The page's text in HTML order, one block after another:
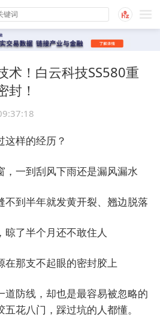
术！白云科技SS580重
封！
这样的经历？
，一到刮风下雨还是漏风漏水
不到半年就发黄开裂、翘边脱落
了半个月还不敢住人
在那支不起眼的密封胶上
道防线，却也是最容易被忽略的
花八门，踩过坑的人都懂。